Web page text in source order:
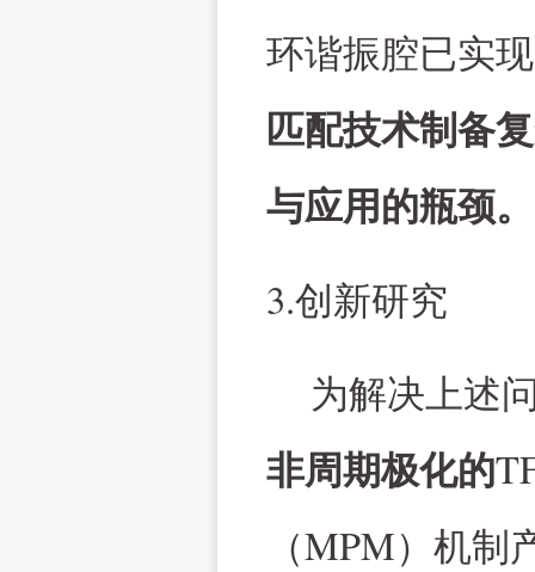
环谐振腔已实
匹配技术制备
与应用的瓶颈。
3.创新研究
为解决上述
非周期极化的
（MPM）机制